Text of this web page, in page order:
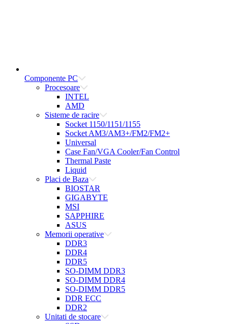
Componente PC
Procesoare
INTEL
AMD
Sisteme de racire
Socket 1150/1151/1155
Socket AM3/AM3+/FM2/FM2+
Universal
Case Fan/VGA Cooler/Fan Control
Thermal Paste
Liquid
Placi de Baza
BIOSTAR
GIGABYTE
MSI
SAPPHIRE
ASUS
Memorii operative
DDR3
DDR4
DDR5
SO-DIMM DDR3
SO-DIMM DDR4
SO-DIMM DDR5
DDR ECC
DDR2
Unitati de stocare